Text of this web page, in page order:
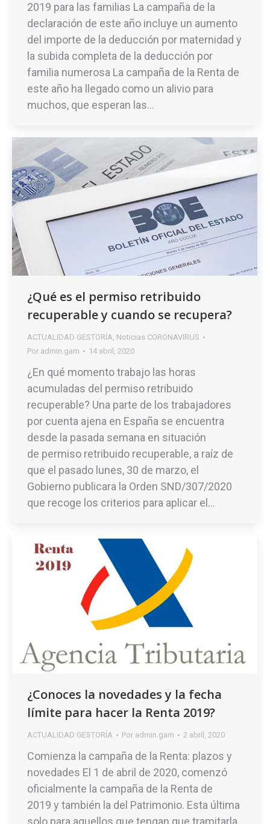
2019 para las familias La campaña de la
declaración de este año incluye un aumento
del importe de la deducción por maternidad y
la subida completa de la deducción por
familia numerosa La campaña de la Renta de
este año ha llegado como un alivio para
muchos, que esperan las…
¿Qué es el permiso retribuido
recuperable y cuando se recupera?
ACTUALIDAD GESTORÍA, Noticias CORONAVIRUS
Por admin.gam 14 abril, 2020
¿En qué momento trabajo las horas
acumuladas del permiso retribuido
recuperable? Una parte de los trabajadores
por cuenta ajena en España se encuentra
desde la pasada semana en situación
de permiso retribuido recuperable, a raíz de
que el pasado lunes, 30 de marzo, el
Gobierno publicara la Orden SND/307/2020
que recoge los criterios para aplicar el…
¿Conoces la novedades y la fecha
límite para hacer la Renta 2019?
ACTUALIDAD GESTORÍA Por admin.gam 2 abril, 2020
Comienza la campaña de la Renta: plazos y
novedades El 1 de abril de 2020, comenzó
oficialmente la campaña de la Renta de
2019 y también la del Patrimonio. Esta última
solo para aquellos que tengan que tramitarla,